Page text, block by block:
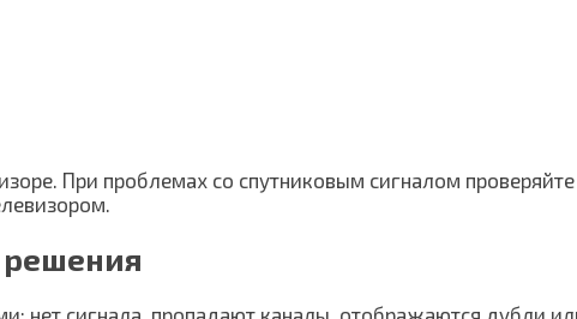
При проблемах со спутниковым сигналом
решения
нет сигнала, пропадают каналы, отображаются дубли